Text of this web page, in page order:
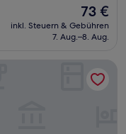
Der
Preis
beträgt
73 €
inkl. Steuern & Gebühren
7. Aug.–8. Aug.